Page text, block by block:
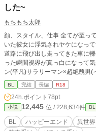
した~
もちもち太郎
顔、スタイル、仕事 全てが至っ
いた彼女に浮気されヤケになっ
道路に飛び出し走ってきた車に轢かれそうになっ
った瞬間視界が真っ白になって気がつ
ン(平凡)サラリーマン×超絶醜男
BL 完結 長編 R18
24h.ポイント 78pt
小説 12,445 位 / 228,634件 BL
BL ハッピーエンド 異世界